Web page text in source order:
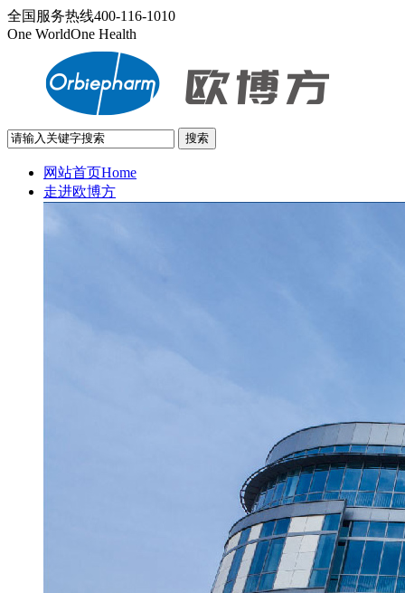
全国服务热线400-116-1010
One WorldOne Health
网站首页Home
走进欧博方